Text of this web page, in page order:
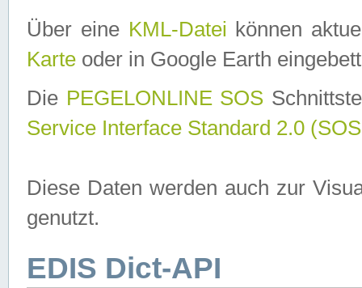
Über eine KML-Datei können
Karte oder in Google Earth
Die PEGELONLINE SOS
Service Interface Standard 2.0
Diese Daten werden auch zur
genutzt.
EDIS Dict-API